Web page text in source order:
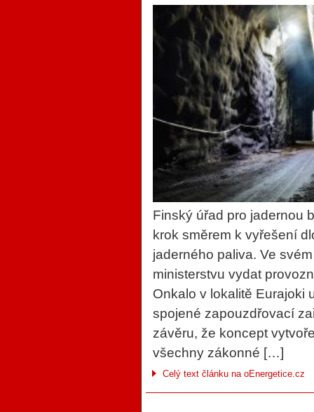
Finský úřad pro jadernou
krok směrem k vyřešení
jaderného paliva. Ve
ministerstvu vydat
Onkalo v lokalitě Eurajoki
spojené zapouzdřovací
závěru, že koncept
všechny zákonné […]
Celý text článku na oEnergetice.cz